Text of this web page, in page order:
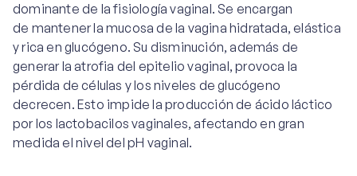
dominante de la fisiología vaginal. Se encargan
de mantener la mucosa de la vagina hidratada, elástica
y rica en glucógeno. Su disminución, además de
generar la atrofia del epitelio vaginal, provoca la
pérdida de células y los niveles de glucógeno
decrecen. Esto impide la producción de ácido láctico
por los lactobacilos vaginales, afectando en gran
medida el nivel del pH vaginal.